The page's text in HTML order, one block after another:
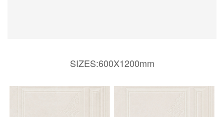
SIZES:600X1200mm